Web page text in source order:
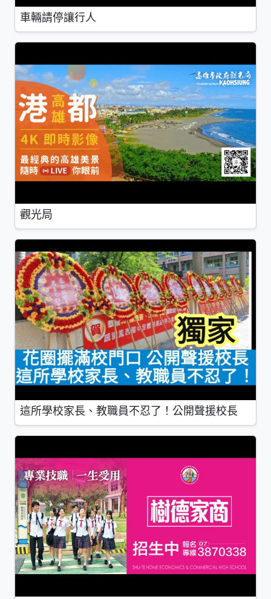
車輛請停讓行人
觀光局
這所學校家長、教職員不忍了！公開聲援校長